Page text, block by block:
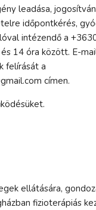
leadása,
időpontkérés,
intézendő a
14 óra között. E-
felírását a
címen.
ellátására,
fizioterápiás